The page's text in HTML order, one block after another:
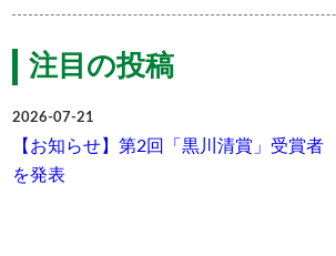
注目の投稿
2026-07-21
【お知らせ】第2回「黒川清賞」受賞者
を発表